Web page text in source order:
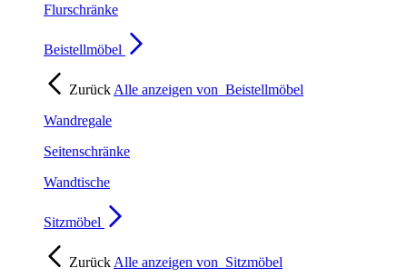
Flurschränke
Beistellmöbel
Zurück Alle anzeigen von Beistellmöbel
Wandregale
Seitenschränke
Wandtische
Sitzmöbel
Zurück Alle anzeigen von Sitzmöbel